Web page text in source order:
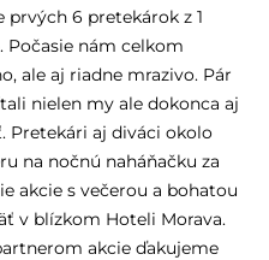
6 pretekárok z 1
nám celkom
ale aj riadne mrazivo. Pár
nielen my ale dokonca aj
Pretekári aj diváci okolo
na nočnú naháňačku za
akcie s večerou a bohatou
v blízkom Hoteli Morava.
akcie ďakujeme